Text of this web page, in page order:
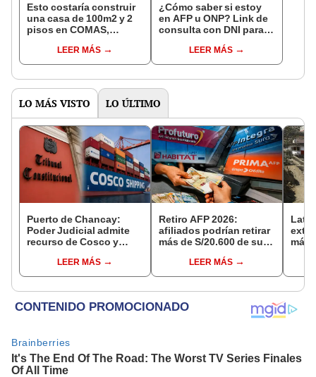
Esto costaría construir
una casa de 100m2 y 2
pisos en COMAS,
distritos de LIMA
NORTE
LEER MÁS
¿Cómo saber si estoy
en AFP u ONP? Link de
consulta con DNI para
pensiones estás
LEER MÁS
LO MÁS VISTO LO ÚLTIMO
Puerto de Chancay:
Poder Judicial admite
recurso de Cosco y
llegará al Tribunal
Constitucional
LEER MÁS
Retiro AFP 2026:
afiliados podrían retirar
más de S/20.600 de sus
aprueba nuevo
proyecto de ley de 4 UIT
LEER MÁS
más